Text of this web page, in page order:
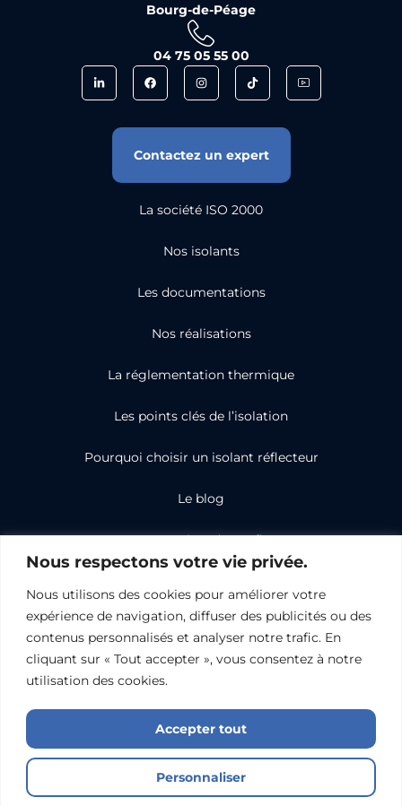
Nous respectons votre vie privée.
Nous utilisons des cookies pour améliorer votre
expérience de navigation, diffuser des publicités ou des
contenus personnalisés et analyser notre trafic. En
cliquant sur « Tout accepter », vous consentez à notre
utilisation des cookies.
Personnaliser
Accepter tout
Bourg-de-Péage
04 75 05 55 00
Contactez un expert
La société ISO 2000
Nos isolants
Les documentations
Nos réalisations
La réglementation thermique
Les points clés de l’isolation
Pourquoi choisir un isolant réflecteur
Le blog
Nos partenaires de confiance
Une toiture
Des combles
Des murs et des cloisons
Politiques de confidentialitéMentions légales
© Propulsé par Booster Digital - 2026 - ISO 2000. Tous droits
réservés